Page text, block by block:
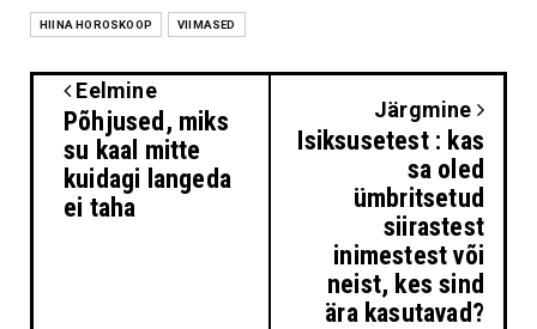
HIINA HOROSKOOP VIIMASED
Eelmine
Põhjused, miks
su kaal mitte
kuidagi langeda
ei taha
Järgmine
Isiksusetest : kas
sa oled
ümbritsetud
siirastest
inimestest või
neist, kes sind
ära kasutavad?